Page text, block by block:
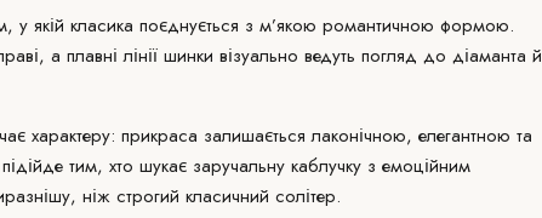
у якій класика поєднується з м’якою романтичною формою.
а плавні лінії шинки візуально ведуть погляд до діаманта й
характеру: прикраса залишається лаконічною, елегантною та
тим, хто шукає заручальну каблучку з емоційним
ніж строгий класичний солітер.